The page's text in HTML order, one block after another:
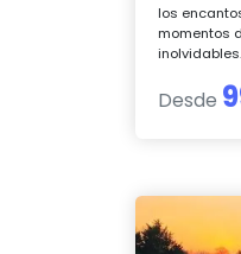
los
momentos
inolvidables.
Desde